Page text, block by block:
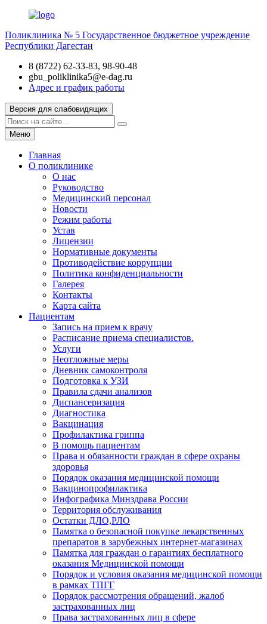
Поликлиника № 5 Государственное бюджетное учреждение
Республики Дагестан
8 (8722) 62-33-83, 98-90-48
gbu_poliklinika5@e-dag.ru
Адрес и график работы
Версия для слабовидящих
Меню
Главная
О поликлинике
О нас
Руководство
Медицинский персонал
Новости
Режим работы
Устав
Лицензии
Нормативные документы
Противодействие коррупции
Политика конфиденциальности
Галерея
Контакты
Карта сайта
Пациентам
Запись на прием к врачу
Расписание приема специалистов.
Услуги
Неотложные меры
Дневник самоконтроля
Подготовка к УЗИ
Правила сдачи анализов
Диспансеризация
Диагностика
Вакцинация
Профилактика гриппа
В помощь пациентам
Права и обязанности граждан в сфере охраны
здоровья
Порядок оказания медицинской помощи
Вакцинопрофилактика
Инфографика Минздрава России
Территория обслуживания
Остатки ДЛО,РЛО
Памятка о безопасной покупке лекарственных
препаратов в зарубежных интернет-магазинах
Памятка для граждан о гарантиях бесплатного
оказания Медицинской помощи
Порядок и условия оказания медицинской помощи
в рамках ТПГГ
Порядок рассмотрения обращений, жалоб
застрахованных лиц
Права застрахованных лиц в сфере